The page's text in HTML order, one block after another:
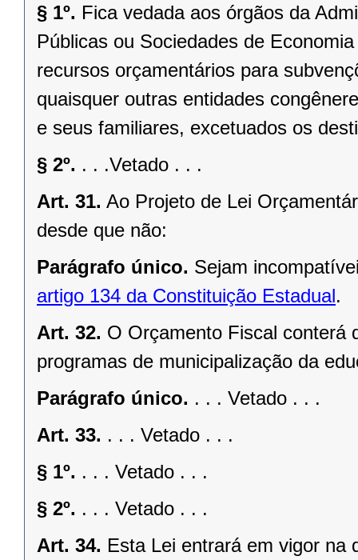
§ 1º. Fica vedada aos órgãos da
Públicas ou Sociedades de
recursos orçamentários para
quaisquer outras entidades
e seus familiares, excetuados os
§ 2º. . . .Vetado . . .
Art. 31. Ao Projeto de Lei
desde que não:
Parágrafo único. Sejam
artigo 134 da Constituição Estadual.
Art. 32. O Orçamento Fiscal conterá
programas de municipalização da
Parágrafo único. . . . Vetado . . .
Art. 33. . . . Vetado . . .
§ 1º. . . . Vetado . . .
§ 2º. . . . Vetado . . .
Art. 34. Esta Lei entrará em vigor na